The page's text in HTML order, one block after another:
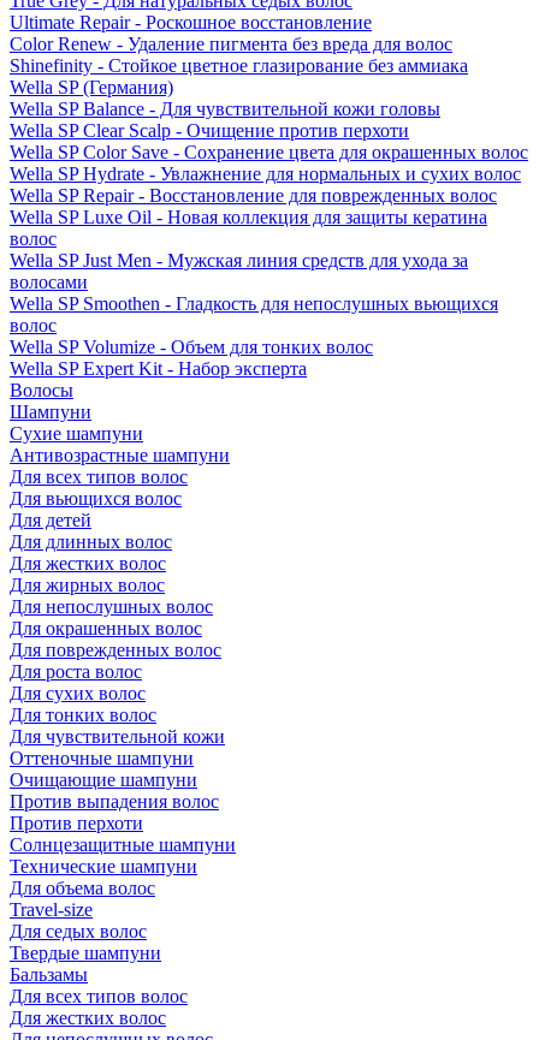
Ultimate Repair - Роскошное восстановление
Color Renew - Удаление пигмента без вреда для волос
Shinefinity - Стойкое цветное глазирование без аммиака
Wella SP (Германия)
Wella SP Balance - Для чувствительной кожи головы
Wella SP Clear Scalp - Очищение против перхоти
Wella SP Color Save - Сохранение цвета для окрашенных волос
Wella SP Hydrate - Увлажнение для нормальных и сухих волос
Wella SP Repair - Восстановление для поврежденных волос
Wella SP Luxe Oil - Новая коллекция для защиты кератина
волос
Wella SP Just Men - Мужская линия средств для ухода за
волосами
Wella SP Smoothen - Гладкость для непослушных вьющихся
волос
Wella SP Volumize - Объем для тонких волос
Wella SP Expert Kit - Набор эксперта
Волосы
Шампуни
Сухие шампуни
Антивозрастные шампуни
Для всех типов волос
Для вьющихся волос
Для детей
Для длинных волос
Для жестких волос
Для жирных волос
Для непослушных волос
Для окрашенных волос
Для поврежденных волос
Для роста волос
Для сухих волос
Для тонких волос
Для чувствительной кожи
Оттеночные шампуни
Очищающие шампуни
Против выпадения волос
Против перхоти
Солнцезащитные шампуни
Технические шампуни
Для объема волос
Travel-size
Для седых волос
Твердые шампуни
Бальзамы
Для всех типов волос
Для жестких волос